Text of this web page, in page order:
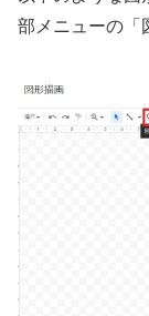
部メニューの「